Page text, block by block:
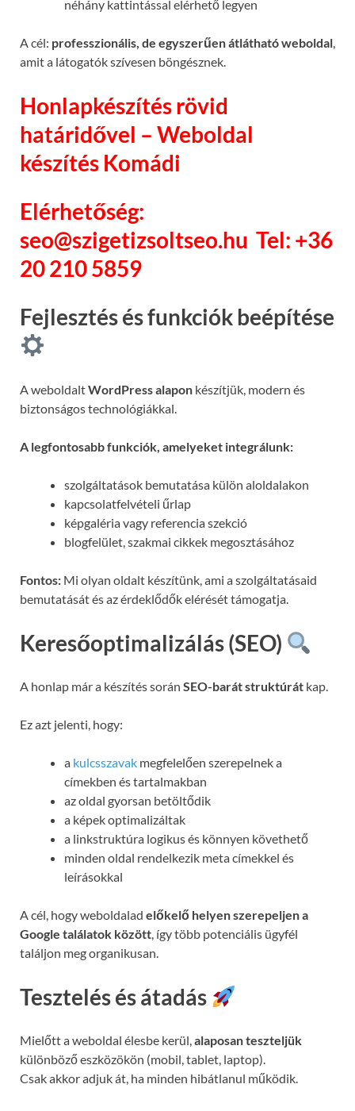
néhány kattintással elérhető legyen
A cél: professzionális, de egyszerűen átlátható weboldal,
amit a látogatók szívesen böngésznek.
Honlapkészítés rövid
határidővel – Weboldal
készítés Komádi
Elérhetőség:
seo@szigetizsoltseo.hu Tel: +36
20 210 5859
Fejlesztés és funkciók beépítése
A weboldaltWordPress alapon készítjük, modern és
biztonságos technológiákkal.
A legfontosabb funkciók, amelyeket integrálunk:
szolgáltatások bemutatása külön aloldalakon
kapcsolatfelvételi űrlap
képgaléria vagy referencia szekció
blogfelület, szakmai cikkek megosztásához
Fontos: Mi olyan oldalt készítünk, ami a szolgáltatásaid
bemutatását és az érdeklődők elérését támogatja.
Keresőoptimalizálás (SEO)
A honlap már a készítés során SEO-barát struktúrát kap.
Ez azt jelenti, hogy:
a kulcsszavak megfelelően szerepelnek a
címekben és tartalmakban
az oldal gyorsan betöltődik
a képek optimalizáltak
a linkstruktúra logikus és könnyen követhető
minden oldal rendelkezik meta címekkel és
leírásokkal
A cél, hogy weboldalad előkelő helyen szerepeljen a
Google találatok között, így több potenciális ügyfél
találjon meg organikusan.
Tesztelés és átadás
Mielőtt a weboldal élesbe kerül,alaposan teszteljük
különböző eszközökön (mobil, tablet, laptop).
Csak akkor adjuk át, ha minden hibátlanul működik.